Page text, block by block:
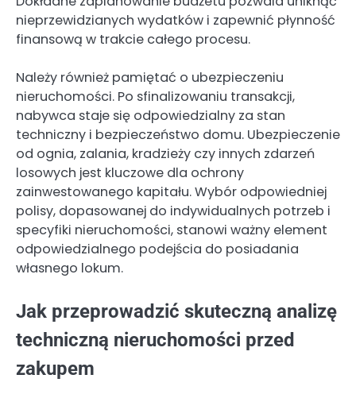
nieprzewidzianych wydatków i zapewnić płynność
finansową w trakcie całego procesu.
Należy również pamiętać o ubezpieczeniu
nieruchomości. Po sfinalizowaniu transakcji,
nabywca staje się odpowiedzialny za stan
techniczny i bezpieczeństwo domu. Ubezpieczenie
od ognia, zalania, kradzieży czy innych zdarzeń
losowych jest kluczowe dla ochrony
zainwestowanego kapitału. Wybór odpowiedniej
polisy, dopasowanej do indywidualnych potrzeb i
specyfiki nieruchomości, stanowi ważny element
odpowiedzialnego podejścia do posiadania
własnego lokum.
Jak przeprowadzić skuteczną analizę
techniczną nieruchomości przed
zakupem